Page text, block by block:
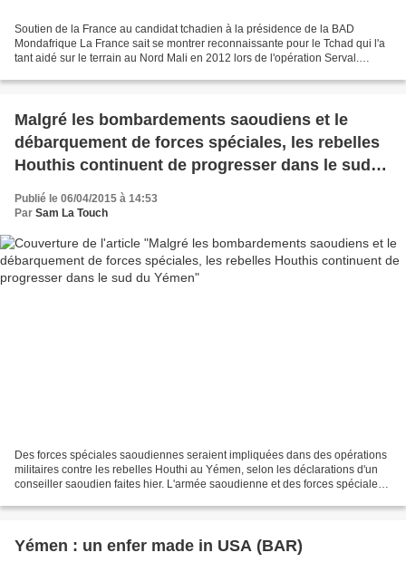
Soutien de la France au candidat tchadien à la présidence de la BAD
Mondafrique La France sait se montrer reconnaissante pour le Tchad qui l'a
tant aidé sur le terrain au Nord Mali en 2012 lors de l'opération Serval.
Malgré les bombardements saoudiens et le
débarquement de forces spéciales, les rebelles
Houthis continuent de progresser dans le sud
Publié le 06/04/2015 à 14:53
Par Sam La Touch
Des forces spéciales saoudiennes seraient impliquées dans des opérations
militaires contre les rebelles Houthi au Yémen, selon les déclarations d'un
conseiller saoudien faites hier. L'armée saoudienne et des forces spéciales
Yémen : un enfer made in USA (BAR)